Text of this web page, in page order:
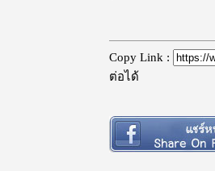
Copy Link :
ต่อได้